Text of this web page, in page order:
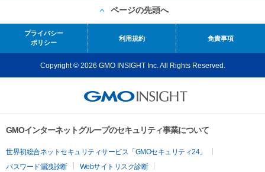
ページの先頭へ
プライバシー
ポリシー
利用規約 免責事項
Copyright © 2026 GMO INSIGHT Inc. All Rights Reserved.
GMOインターネットグループのセキュリティ事業について
世界初総合ネットセキュリティサービス「GMOセキュリティ24」
パスワード漏洩診断
Webサイトリスク診断